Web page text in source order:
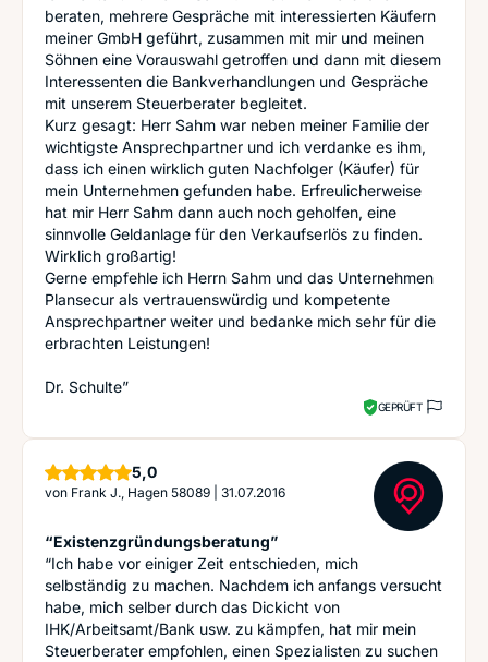
beraten, mehrere Gespräche mit interessierten Käufern
meiner GmbH geführt, zusammen mit mir und meinen
Söhnen eine Vorauswahl getroffen und dann mit diesem
Interessenten die Bankverhandlungen und Gespräche
mit unserem Steuerberater begleitet.
Kurz gesagt: Herr Sahm war neben meiner Familie der
wichtigste Ansprechpartner und ich verdanke es ihm,
dass ich einen wirklich guten Nachfolger (Käufer) für
mein Unternehmen gefunden habe. Erfreulicherweise
hat mir Herr Sahm dann auch noch geholfen, eine
sinnvolle Geldanlage für den Verkaufserlös zu finden.
Wirklich großartig!
Gerne empfehle ich Herrn Sahm und das Unternehmen
Plansecur als vertrauenswürdig und kompetente
Ansprechpartner weiter und bedanke mich sehr für die
erbrachten Leistungen!
Dr. Schulte”
GEPRÜFT
5,0Sterne
von Frank J., Hagen 58089 31.07.2016
“Existenzgründungsberatung”
“Ich habe vor einiger Zeit entschieden, mich
selbständig zu machen. Nachdem ich anfangs versucht
habe, mich selber durch das Dickicht von
IHK/Arbeitsamt/Bank usw. zu kämpfen, hat mir mein
Steuerberater empfohlen, einen Spezialisten zu suchen